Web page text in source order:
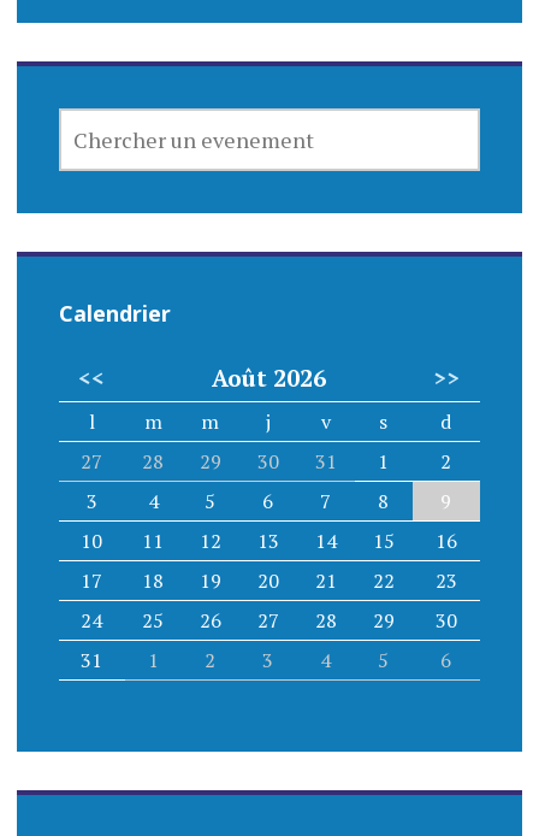
UN
Calendrier
<< Août 2026 >>
l m m j v s
d
27
28 29 30 31 1
2
3
4 5 6 7 8
9
10
11 12 13 14 15
16
17
18 19 20 21 22
23
24
25 26 27 28 29
30
31
1 2 3 4 5 6